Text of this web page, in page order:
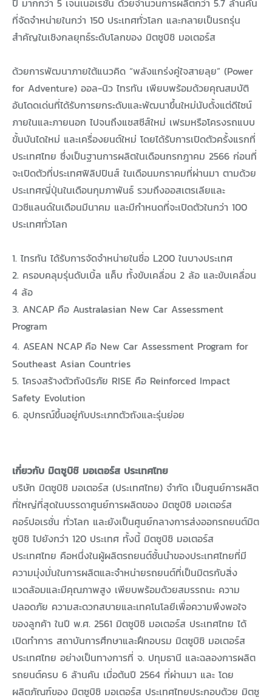
ปี มากกว่า 5 เจนเนอเรชั่น ด้วยจำนวนการผลิตกว่า 5.7 ล้านคัน
ที่จัดจำหน่ายในกว่า 150 ประเทศทั่วโลก และกลายเป็นรถรุ่น
สำคัญในเชิงกลยุทธ์ระดับโลกของ มิตซูบิชิ มอเตอร์ส
ด้วยการพัฒนาภายใต้แนวคิด “พลังแกร่งคู่ใจสายลุย” (Power
for Adventure) ออล-นิว ไทรทัน เพียบพร้อมด้วยคุณสมบัติ
อันโดดเด่นที่ได้รับการยกระดับและพัฒนาขึ้นใหม่นับตั้งแต่ดีไซน์
ภายในและภายนอก ไปจนถึงแชสซีส์ใหม่ เฟรมหรือโครงรถแบบ
ขั้นบันไดใหม่ และเครื่องยนต์ใหม่ โดยได้รับการเปิดตัวครั้งแรกที่
ประเทศไทย ซึ่งเป็นฐานการผลิตในเดือนกรกฎาคม 2566 ก่อนที่
จะเปิดตัวที่ประเทศฟิลิปปินส์ ในเดือนมกราคมที่ผ่านมา ตามด้วย
ประเทศญี่ปุ่นในเดือนกุมภาพันธ์ รวมถึงออสเตรเลียและ
นิวซีแลนด์ในเดือนมีนาคม และมีกำหนดที่จะเปิดตัวในกว่า 100
ประเทศทั่วโลก
1. ไทรทัน ได้รับการจัดจำหน่ายในชื่อ L200 ในบางประเทศ
2. ครอบคลุมรุ่นดับเบิ้ล แค็บ ทั้งขับเคลื่อน 2 ล้อ และขับเคลื่อน
4 ล้อ
3. ANCAP คือ Australasian New Car Assessment
Program
4. ASEAN NCAP คือ New Car Assessment Program for
Southeast Asian Countries
5. โครงสร้างตัวถังนิรภัย RISE คือ Reinforced Impact
Safety Evolution
6. อุปกรณ์ขึ้นอยู่กับประเภทตัวถังและรุ่นย่อย
เกี่ยวกับ มิตซูบิชิ มอเตอร์ส ประเทศไทย
บริษัท มิตซูบิชิ มอเตอร์ส (ประเทศไทย) จำกัด เป็นศูนย์การผลิต
ที่ใหญ่ที่สุดในบรรดาศูนย์การผลิตของ มิตซูบิชิ มอเตอร์ส
คอร์ปอเรชั่น ทั่วโลก และยังเป็นศูนย์กลางการส่งออกรถยนต์มิต
ซูบิชิ ไปยังกว่า 120 ประเทศ ทั้งนี้ มิตซูบิชิ มอเตอร์ส
ประเทศไทย คือหนึ่งในผู้ผลิตรถยนต์ชั้นนำของประเทศไทยที่มี
ความมุ่งมั่นในการผลิตและจำหน่ายรถยนต์ที่เป็นมิตรกับสิ่ง
แวดล้อมและมีคุณภาพสูง เพียบพร้อมด้วยสมรรถนะ ความ
ปลอดภัย ความสะดวกสบายและเทคโนโลยีเพื่อความพึงพอใจ
ของลูกค้า ในปี พ.ศ. 2561 มิตซูบิชิ มอเตอร์ส ประเทศไทย ได้
เปิดทำการ สถาบันการศึกษาและฝึกอบรม มิตซูบิชิ มอเตอร์ส
ประเทศไทย อย่างเป็นทางการที่ จ. ปทุมธานี และฉลองการผลิต
รถยนต์ครบ 6 ล้านคัน เมื่อต้นปี 2564 ที่ผ่านมา และ โดย
ผลิตภัณฑ์ของ มิตซูบิชิ มอเตอร์ส ประเทศไทยประกอบด้วย มิตซู